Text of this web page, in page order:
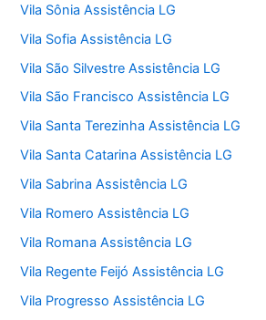
Vila Sônia Assistência LG
Vila Sofia Assistência LG
Vila São Silvestre Assistência LG
Vila São Francisco Assistência LG
Vila Santa Terezinha Assistência LG
Vila Santa Catarina Assistência LG
Vila Sabrina Assistência LG
Vila Romero Assistência LG
Vila Romana Assistência LG
Vila Regente Feijó Assistência LG
Vila Progresso Assistência LG